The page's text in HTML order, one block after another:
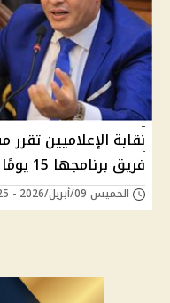
نقابة الإعلاميين
فريق برنامجها 15 يومًا لمخالفة الضوابط المهنية
الخميس 09/أبريل/2026 - 08:25 م